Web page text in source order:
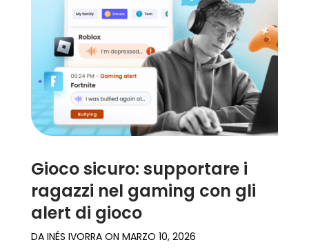
Gioco sicuro: supportare i
ragazzi nel gaming con gli
alert di gioco
DA INÉS IVORRAON MARZO 10, 2026